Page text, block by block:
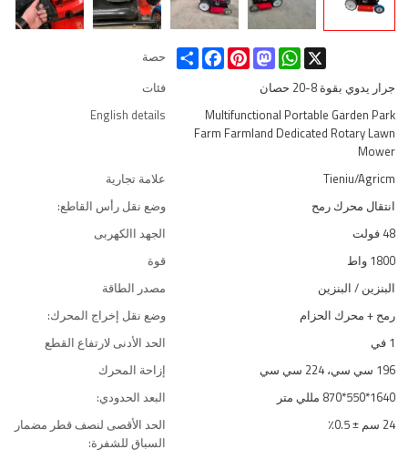
حصة Share
FacebookPinterest
MastodonWhatsApp
X
فئات
جرار يدوي بقوة 8-20 حصان
English details
Multifunctional Portable Garden Park
Farm Farmland Dedicated Rotary Lawn
Mower
علامة تجارية
Tieniu/Agricm
وضع نقل رأس القاطع:
انتقال محرك رمح
الجهد االكهربى
48 فولت
قوة
1800 واط
مصدر الطاقة
البنزين / البنزين
وضع نقل إخراج المحرك:
رمح + محرك الحزام
الحد الأدنى لارتفاع القطع
1 في
إزاحة المحرك
196 سي سي، 224 سي سي
البعد الحدودي:
1640*550*870 مللي متر
الحد الأقصى لنصف قطر مضمار
السباق للشفرة:
24 سم ± 0.5٪